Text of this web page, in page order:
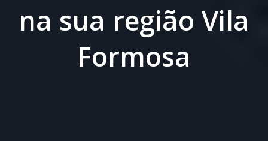
na sua região Vila
Formosa